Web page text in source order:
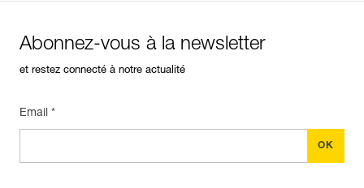
Abonnez-vous à la newsletter
et restez connecté à notre actualité
Email *